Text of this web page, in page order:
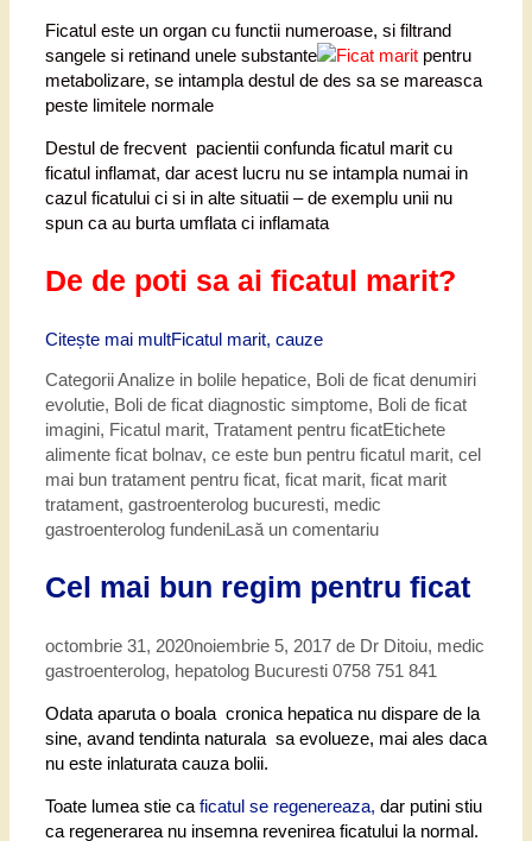
Ficatul este un organ cu functii numeroase, si filtrand
sangele si retinand unele substante
pentru
metabolizare, se intampla destul de des sa se mareasca
peste limitele normale
Destul de frecvent pacientii confunda ficatul marit cu
ficatul inflamat, dar acest lucru nu se intampla numai in
cazul ficatului ci si in alte situatii – de exemplu unii nu
spun ca au burta umflata ci inflamata
De de poti sa ai ficatul marit?
Citește mai multFicatul marit, cauze
CategoriiAnalize in bolile hepatice, Boli de ficat denumiri
evolutie, Boli de ficat diagnostic simptome, Boli de ficat
imagini, Ficatul marit, Tratament pentru ficatEtichete
alimente ficat bolnav, ce este bun pentru ficatul marit, cel
mai bun tratament pentru ficat, ficat marit, ficat marit
tratament, gastroenterolog bucuresti, medic
gastroenterolog fundeniLasă un comentariu
Cel mai bun regim pentru ficat
octombrie 31, 2020noiembrie 5, 2017 de Dr Ditoiu, medic
gastroenterolog, hepatolog Bucuresti 0758 751 841
Odata aparuta o boala cronica hepatica nu dispare de la
sine, avand tendinta naturala sa evolueze, mai ales daca
nu este inlaturata cauza bolii.
Toate lumea stie ca ficatul se regenereaza, dar putini stiu
ca regenerarea nu insemna revenirea ficatului la normal.